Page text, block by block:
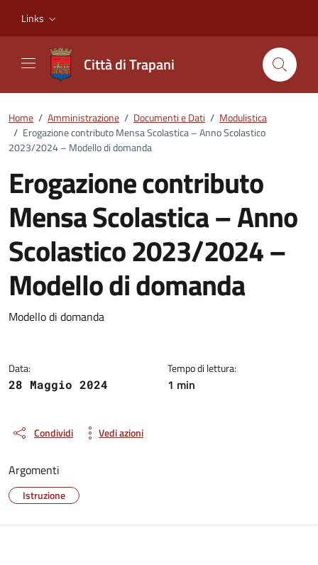
Links
Città di Trapani
Home / Amministrazione / Documenti e Dati / Modulistica
/ Erogazione contributo Mensa Scolastica – Anno Scolastico
2023/2024 – Modello di domanda
Erogazione contributo
Mensa Scolastica – Anno
Scolastico 2023/2024 –
Modello di domanda
Dettagli del documento
Modello di domanda
Data:
28 Maggio 2024
Tempo di lettura:
1 min
Condividi Vedi azioni
Argomenti
Istruzione